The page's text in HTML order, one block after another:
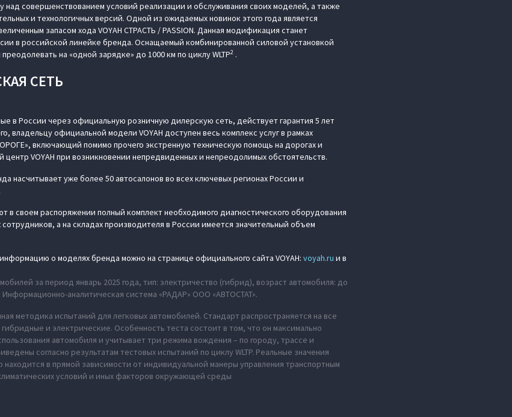
над совершенствованием условий реализации и обслуживания своих моделей, а также
и технологичных версий. Одной из ожидаемых новинок этого года является
запасом хода VOYAH СТРАСТЬ / PASSION. Данная модификация станет
в российской линейке бренда. Оснащаемый комбинированной силовой установкой
преодолевать на «одной зарядке» до 1000 км по циклу WLTP2 .
СЕТЬ
в России через официальную розничную дилерскую сеть, действует гарантия 5 лет
владельцу официальной модели VOYAH доступен весь комплекс услуг в рамках
включающий помимо прочего экстренную техническую помощь на дорогах и
VOYAH при возникновении непредвиденных и непреодолимых обстоятельств.
насчитывает уже более 50 автосалонов во всех ключевых регионах России и
в своем распоряжении полный комплект необходимого диагностического оборудования
а на складах производителя в России имеется значительный объем
о моделях бренда можно на странице официального сайта VOYAH: voyah.ru и в
за период январь 2025 года, тип: электричество (гибрид), возраст автомобиля: до
Информационно-аналитическая система «РАДАР» ООО «АВТОСТАТ».
методика испытаний для легковых автомобилей. Стандарт распространяется на все
и электрические. Особенность теста состоит в том, что он максимально
автомобиля и учитывает три режима вождения – по городу, трассе и
согласно результатам тестовых испытаний по циклу WLTP. Реальные значения
находится в прямой зависимости от индивидуальной манеры управления транспортным
условий и иных факторов окружающей среды